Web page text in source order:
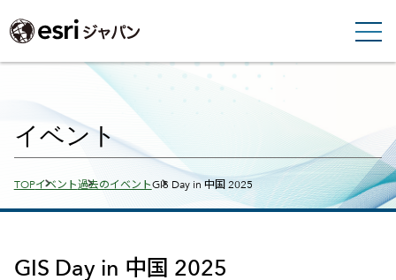
イベント
Breadcrumbs
TOPイベント過去のイベントGIS Day in 中国 2025
GIS Day in 中国 2025